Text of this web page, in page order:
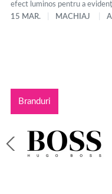
efect luminos pentru a
15 MAR.
MACHIAJ
Branduri